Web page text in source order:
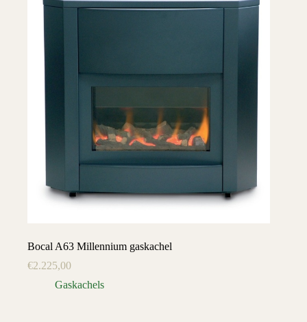
Bocal A63 Millennium gaskachel
€2.225,00
Gaskachels